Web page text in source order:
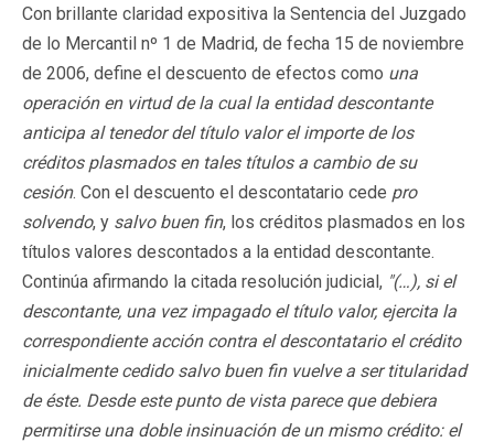
Con brillante claridad expositiva la Sentencia del Juzgado
de lo Mercantil nº 1 de Madrid, de fecha 15 de noviembre
de 2006, define el descuento de efectos como una
operación en virtud de la cual la entidad descontante
anticipa al tenedor del título valor el importe de los
créditos plasmados en tales títulos a cambio de su
cesión. Con el descuento el descontatario cede pro
solvendo, y salvo buen fin, los créditos plasmados en los
títulos valores descontados a la entidad descontante.
Continúa afirmando la citada resolución judicial, "(…), si el
descontante, una vez impagado el título valor, ejercita la
correspondiente acción contra el descontatario el crédito
inicialmente cedido salvo buen fin vuelve a ser titularidad
de éste. Desde este punto de vista parece que debiera
permitirse una doble insinuación de un mismo crédito: el